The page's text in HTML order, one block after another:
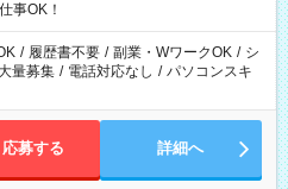
事OK！
/ 履歴書不要 / 副業・WワークOK / シ
量募集 / 電話対応なし / パソコンスキ
応募する 詳細へ